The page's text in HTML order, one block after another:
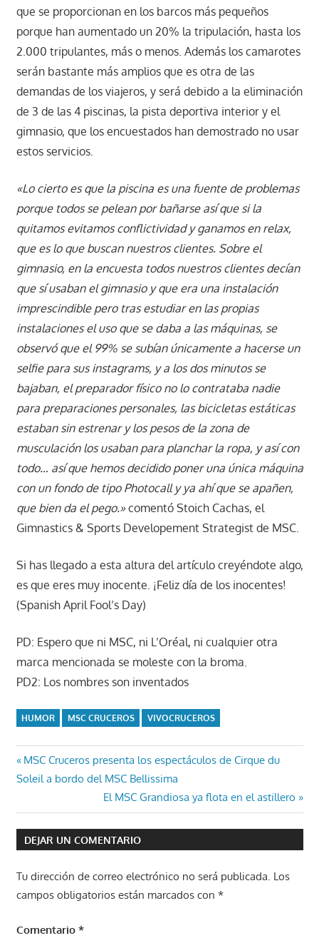
que se proporcionan en los barcos más pequeños
porque han aumentado un 20% la tripulación, hasta los
2.000 tripulantes, más o menos. Además los camarotes
serán bastante más amplios que es otra de las
demandas de los viajeros, y será debido a la eliminación
de 3 de las 4 piscinas, la pista deportiva interior y el
gimnasio, que los encuestados han demostrado no usar
estos servicios.
«Lo cierto es que la piscina es una fuente de problemas
porque todos se pelean por bañarse así que si la
quitamos evitamos conflictividad y ganamos en relax,
que es lo que buscan nuestros clientes. Sobre el
gimnasio, en la encuesta todos nuestros clientes decían
que sí usaban el gimnasio y que era una instalación
imprescindible pero tras estudiar en las propias
instalaciones el uso que se daba a las máquinas, se
observó que el 99% se subían únicamente a hacerse un
selfie para sus instagrams, y a los dos minutos se
bajaban, el preparador físico no lo contrataba nadie
para preparaciones personales, las bicicletas estáticas
estaban sin estrenar y los pesos de la zona de
musculación los usaban para planchar la ropa, y así con
todo… así que hemos decidido poner una única máquina
con un fondo de tipo Photocall y ya ahí que se apañen,
que bien da el pego.»comentó Stoich Cachas, el
Gimnastics & Sports Developement Strategist de MSC.
Si has llegado a esta altura del artículo creyéndote algo,
es que eres muy inocente. ¡Feliz día de los inocentes!
(Spanish April Fool’s Day)
PD: Espero que ni MSC, ni L’Oréal, ni cualquier otra
marca mencionada se moleste con la broma.
PD2: Los nombres son inventados
HUMOR MSC CRUCEROS VIVOCRUCEROS
Navegación
entradas
Entrada
anterior:
MSC Cruceros presenta los espectáculos de Cirque du
Soleil a bordo del MSC Bellissima
Entrada
siguiente:
El MSC Grandiosa ya flota en el astillero
DEJAR UN COMENTARIO
Tu dirección de correo electrónico no será publicada. Los
campos obligatorios están marcados con *
Comentario *